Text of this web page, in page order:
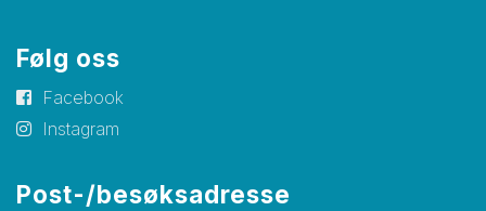
Følg oss
Facebook
Instagram
Post-/besøksadresse